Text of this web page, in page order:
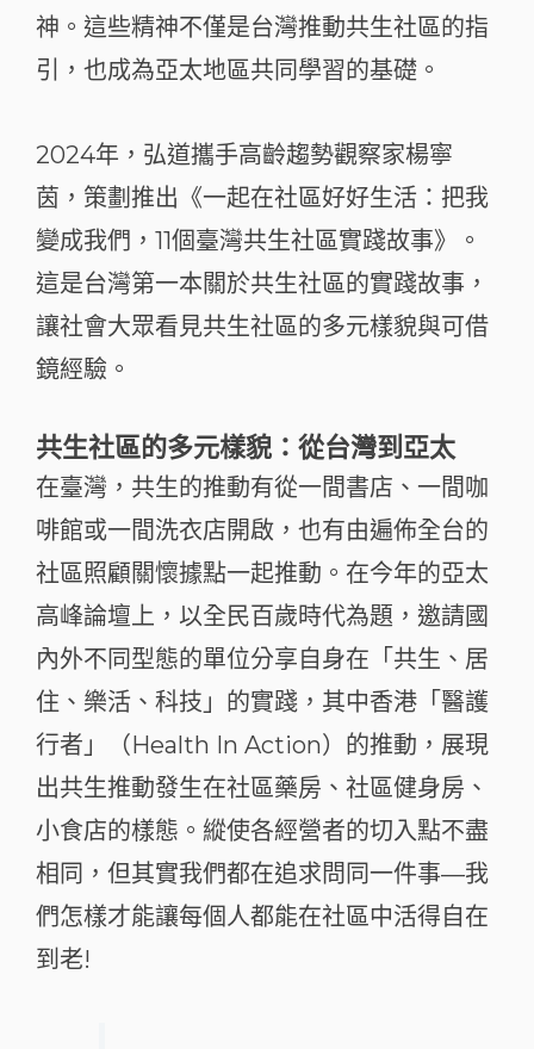
神。這些精神不僅是台灣推動共生社區的指
引，也成為亞太地區共同學習的基礎。
2024年，弘道攜手高齡趨勢觀察家楊寧
茵，策劃推出《一起在社區好好生活：把我
變成我們，11個臺灣共生社區實踐故事》。
這是台灣第一本關於共生社區的實踐故事，
讓社會大眾看見共生社區的多元樣貌與可借
鏡經驗。
共生社區的多元樣貌：從台灣到亞太
在臺灣，共生的推動有從一間書店、一間咖
啡館或一間洗衣店開啟，也有由遍佈全台的
社區照顧關懷據點一起推動。在今年的亞太
高峰論壇上，以全民百歲時代為題，邀請國
內外不同型態的單位分享自身在「共生、居
住、樂活、科技」的實踐，其中香港「醫護
行者」（Health In Action）的推動，展現
出共生推動發生在社區藥房、社區健身房、
小食店的樣態。縱使各經營者的切入點不盡
相同，但其實我們都在追求問同一件事—我
們怎樣才能讓每個人都能在社區中活得自在
到老!